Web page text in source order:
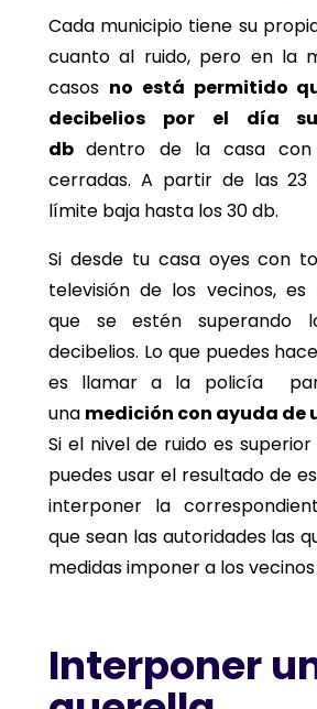
Cada municipio tiene su
cuanto al ruido, pero en la
casos no está permitido
decibelios por el día
dbdentro de la casa con
cerradas. A partir de las
límite baja hasta los 30 db.
Si desde tu casa oyes con
televisión de los vecinos,
que se estén superando
decibelios. Lo que puedes
es llamar a la policía
una medición con ayuda de
Si el nivel de ruido es
puedes usar el resultado de
interponer la
que sean las autoridades las
medidas imponer a los
Interponer